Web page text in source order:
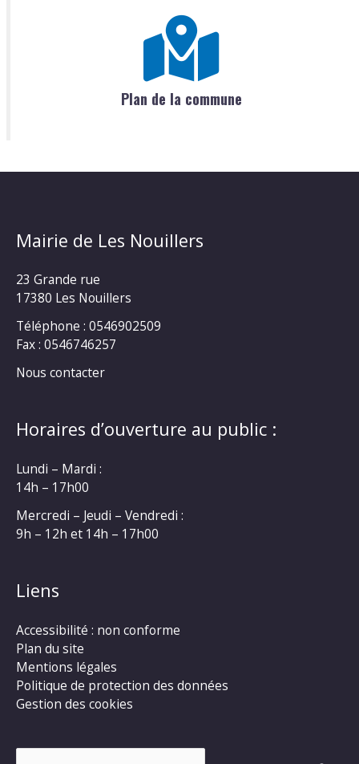
Plan de la commune
Mairie de Les Nouillers
23 Grande rue
17380 Les Nouillers
Téléphone : 0546902509
Fax : 0546746257
Nous contacter
Horaires d’ouverture au public :
Lundi – Mardi :
14h – 17h00
Mercredi – Jeudi – Vendredi :
9h – 12h et 14h – 17h00
Liens
Accessibilité : non conforme
Plan du site
Mentions légales
Politique de protection des données
Gestion des cookies